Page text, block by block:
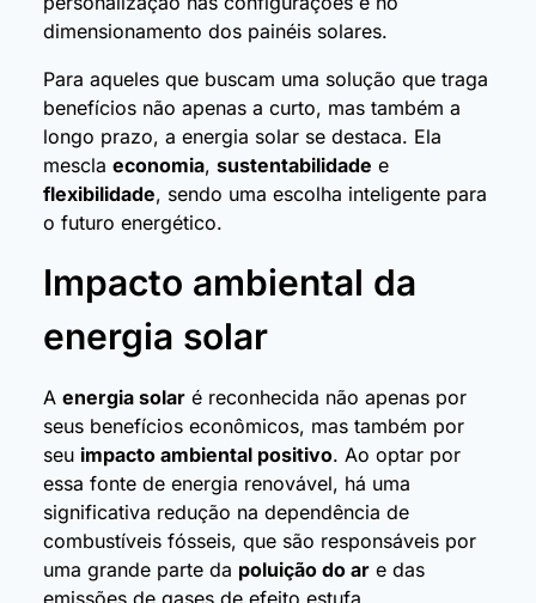
dimensionamento dos painéis solares.
Para aqueles que buscam uma solução que traga
benefícios não apenas a curto, mas também a
longo prazo, a energia solar se destaca. Ela
mescla economia, sustentabilidade e
flexibilidade, sendo uma escolha inteligente para
o futuro energético.
Impacto ambiental da
energia solar
A energia solaré reconhecida não apenas por
seus benefícios econômicos, mas também por
seu impacto ambiental positivo. Ao optar por
essa fonte de energia renovável, há uma
significativa redução na dependência de
combustíveis fósseis, que são responsáveis por
uma grande parte da poluição do are das
emissões de gases de efeito estufa.